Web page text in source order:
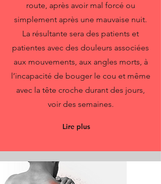
route, après avoir mal forcé ou
simplement après une mauvaise nuit.
La résultante sera des patients et
patientes avec des douleurs associées
aux mouvements, aux angles morts, à
l’incapacité de bouger le cou et même
avec la tête croche durant des jours,
voir des semaines.
Lire plus